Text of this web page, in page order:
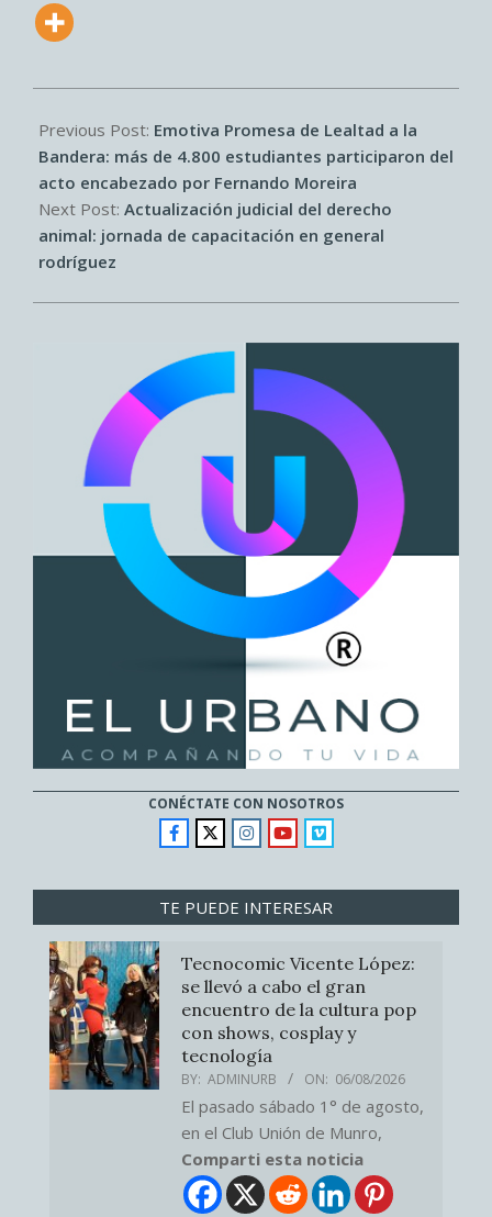
06-
24
Previous Post: Emotiva Promesa de Lealtad a la
Bandera: más de 4.800 estudiantes participaron del
acto encabezado por Fernando Moreira
Next Post: Actualización judicial del derecho
animal: jornada de capacitación en general
rodríguez
CONÉCTATE CON NOSOTROS
TE PUEDE INTERESAR
Tecnocomic Vicente López:
se llevó a cabo el gran
encuentro de la cultura pop
con shows, cosplay y
tecnología
BY: ADMINURB ON: 06/08/2026
El pasado sábado 1° de agosto,
en el Club Unión de Munro,
Comparti esta noticia